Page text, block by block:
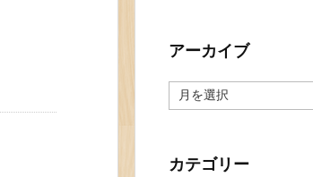
アーカイブ
ー
カテゴリー